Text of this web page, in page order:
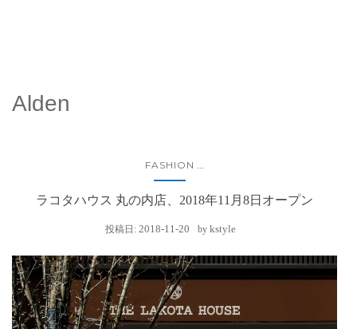
Alden
FASHION ...
ラコタハウス 丸の内店、2018年11月8日オープン
投稿日: 2018-11-20 by kstyle